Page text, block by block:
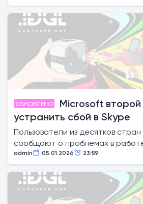
ОБНОВЛЕНО
Microsoft
устранить сбой в Skype
Пользователи из десятков
сообщают о проблемах в
admin 05.01.2026 23:59